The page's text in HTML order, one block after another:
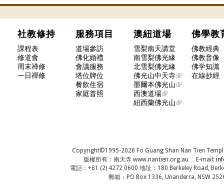
社教修持 服務項目 澳紐道場 佛學
課程表 道場參訪 雪梨南天講堂
佛教經典
修道會
佛化婚禮 南雪梨佛光緣
佛教音像
周末禅修
會議服務 北雪梨佛光緣
佛学知識
一日禪修
塔位牌位 佛光山中天寺
在線抄經
餐飲住宿
墨爾本佛光山
家庭普照
西澳道場
紐西蘭佛光山
Copyright©1995-2026 Fo Guang Shan Nan Tien
版權所有：南天寺 www.nantien.org.au E-mail:
電話：+61 (2) 4272 0600 地址：180 Berkeley Road,
郵箱：PO Box 1336, Unanderra, NSW